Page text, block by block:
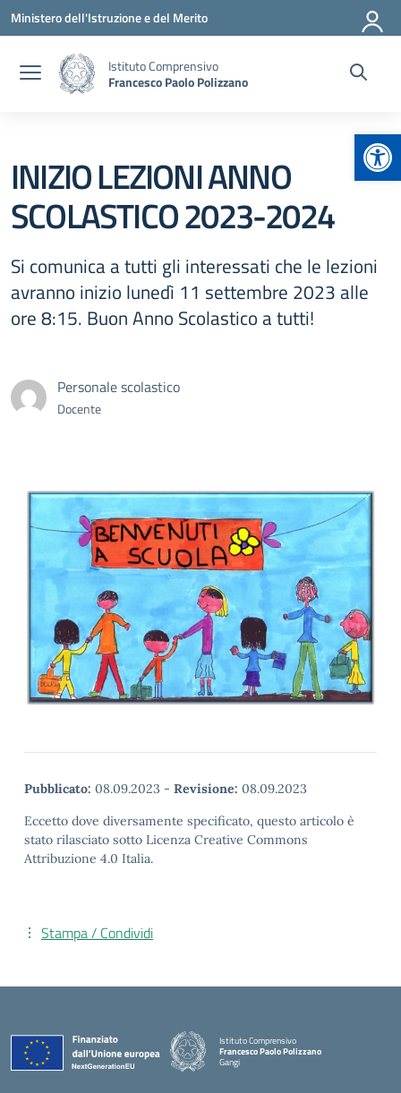
Vai ai contenuti
Vai al menu di navigazione
Vai al footer
Ministero dell'Istruzione e del Merito
Istituto Comprensivo
Francesco Paolo Polizzano
INIZIO LEZIONI ANNO
SCOLASTICO 2023-2024
Si comunica a tutti gli interessati che le lezioni
avranno inizio lunedì 11 settembre 2023 alle
ore 8:15. Buon Anno Scolastico a tutti!
Personale scolastico
Docente
Pubblicato: 08.09.2023 - Revisione: 08.09.2023
Eccetto dove diversamente specificato, questo articolo è
stato rilasciato sotto Licenza Creative Commons
Attribuzione 4.0 Italia.
Stampa / Condividi
Istituto Comprensivo
Francesco Paolo Polizzano
Gangi
— Visita la pagina iniziale della scuola